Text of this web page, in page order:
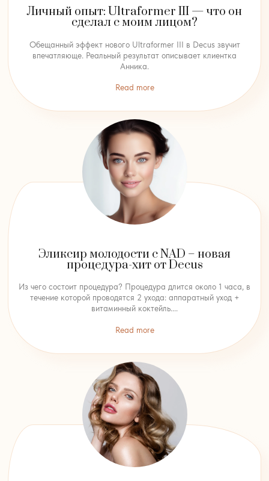
Личный опыт: Ultraformer III — что он
сделал с моим лицом?
Обещанный эффект нового Ultraformer III в Decus звучит
впечатляюще. Реальный результат описывает клиентка
Анника.
Read more
Эликсир молодости с NAD – новая
процедура-хит от Decus
Из чего состоит процедура? Процедура длится около 1 часа, в
течение которой проводятся 2 ухода: аппаратный уход +
витаминный коктейль....
Read more